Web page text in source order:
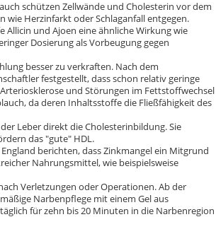
schützen Zellwände und Cholesterin vor dem
wie Herzinfarkt oder Schlaganfall entgegen.
und Ajoen eine ähnliche Wirkung wie
Dosierung als Vorbeugung gegen
besser zu verkraften. Nach dem
festgestellt, dass schon relativ geringe
und Störungen im Fettstoffwechsel
da deren Inhaltsstoffe die Fließfähigkeit des
Leber direkt die Cholesterinbildung. Sie
das "gute" HDL.
berichten, dass Zinkmangel ein Mitgrund
Nahrungsmittel, wie beispielsweise
Verletzungen oder Operationen. Ab der
Narbenpflege mit einem Gel aus
für zehn bis 20 Minuten in die Narbenregion